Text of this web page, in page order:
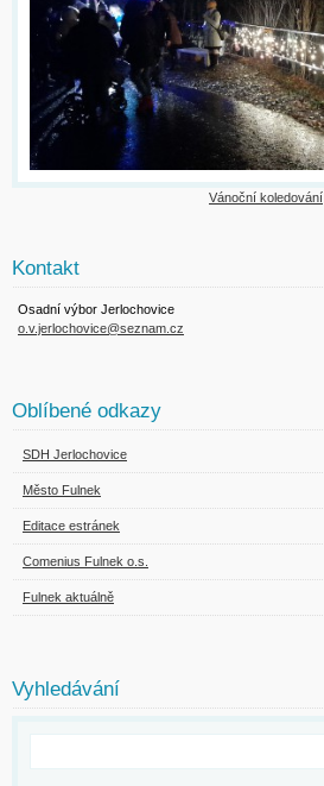
Vánoční koledování
Kontakt
Osadní výbor Jerlochovice
o.v.jerlochovice@seznam.cz
Oblíbené odkazy
SDH Jerlochovice
Město Fulnek
Editace estránek
Comenius Fulnek o.s.
Fulnek aktuálně
Vyhledávání